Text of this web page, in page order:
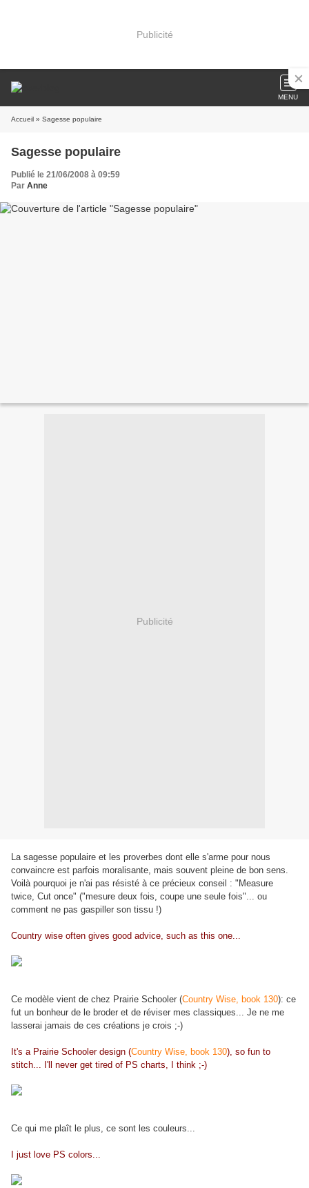
Publicité
MENU
Accueil » Sagesse populaire
Sagesse populaire
Publié le 21/06/2008 à 09:59
Par Anne
Publicité
La sagesse populaire et les proverbes dont elle s'arme pour nous
convaincre est parfois moralisante, mais souvent pleine de bon sens.
Voilà pourquoi je n'ai pas résisté à ce précieux conseil : "Measure
twice, Cut once" ("mesure deux fois, coupe une seule fois"... ou
comment ne pas gaspiller son tissu !)
Country wise often gives good advice, such as this one...
Ce modèle vient de chez Prairie Schooler (Country Wise, book 130): ce
fut un bonheur de le broder et de réviser mes classiques... Je ne me
lasserai jamais de ces créations je crois ;-)
It's a Prairie Schooler design (Country Wise, book 130), so fun to
stitch... I'll never get tired of PS charts, I think ;-)
Ce qui me plaît le plus, ce sont les couleurs...
I just love PS colors...